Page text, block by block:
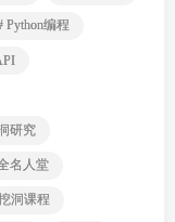
Python编程
研究
名人堂
洞课程